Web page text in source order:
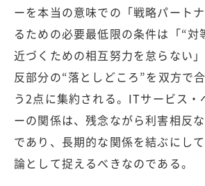
ーを本当の意味での「戦略パート
るための必要最低限の条件は「“対
近づくための相互努力を怠らない
反部分の“落としどころ”を双方で
う2点に集約される。ITサービス・
ーの関係は、残念ながら利害相反
であり、長期的な関係を結ぶにし
論として捉えるべきなのである。